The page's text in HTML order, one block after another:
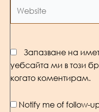
Запазване на
уебсайта ми в този
когато коментирам.
Notify me of follow-